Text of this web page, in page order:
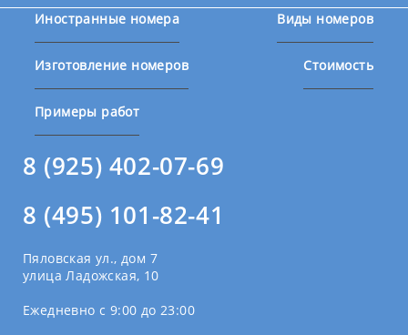
Иностранные номера Виды номеров
Изготовление номеров Стоимость
Примеры работ
8 (925) 402-07-69
8 (495) 101-82-41
Пяловская ул., дом 7
улица Ладожская, 10
Ежедневно с 9:00 до 23:00